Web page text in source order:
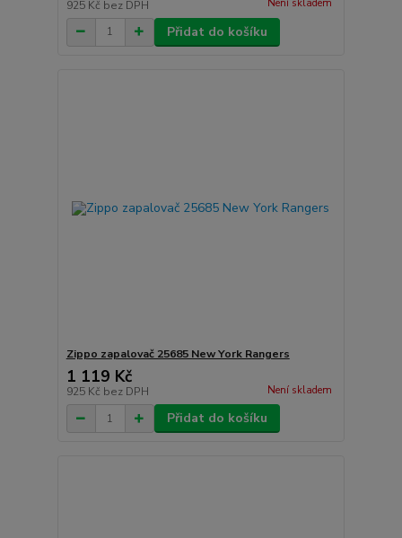
925 Kč bez DPH Není skladem
Přidat do košíku
Zippo zapalovač 25685 New York Rangers
1 119 Kč
925 Kč bez DPH Není skladem
Přidat do košíku